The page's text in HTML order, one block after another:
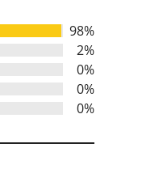
98%
2%
0%
0%
0%